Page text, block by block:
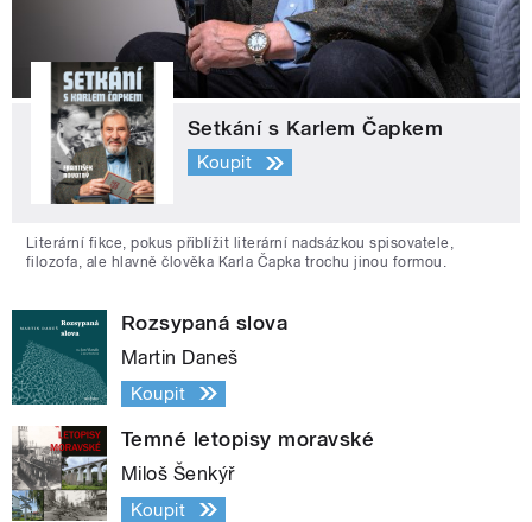
Setkání s Karlem Čapkem
Koupit
Literární fikce, pokus přiblížit literární nadsázkou spisovatele,
filozofa, ale hlavně člověka Karla Čapka trochu jinou formou.
Rozsypaná slova
Martin Daneš
Koupit
Temné letopisy moravské
Miloš Šenkýř
Koupit